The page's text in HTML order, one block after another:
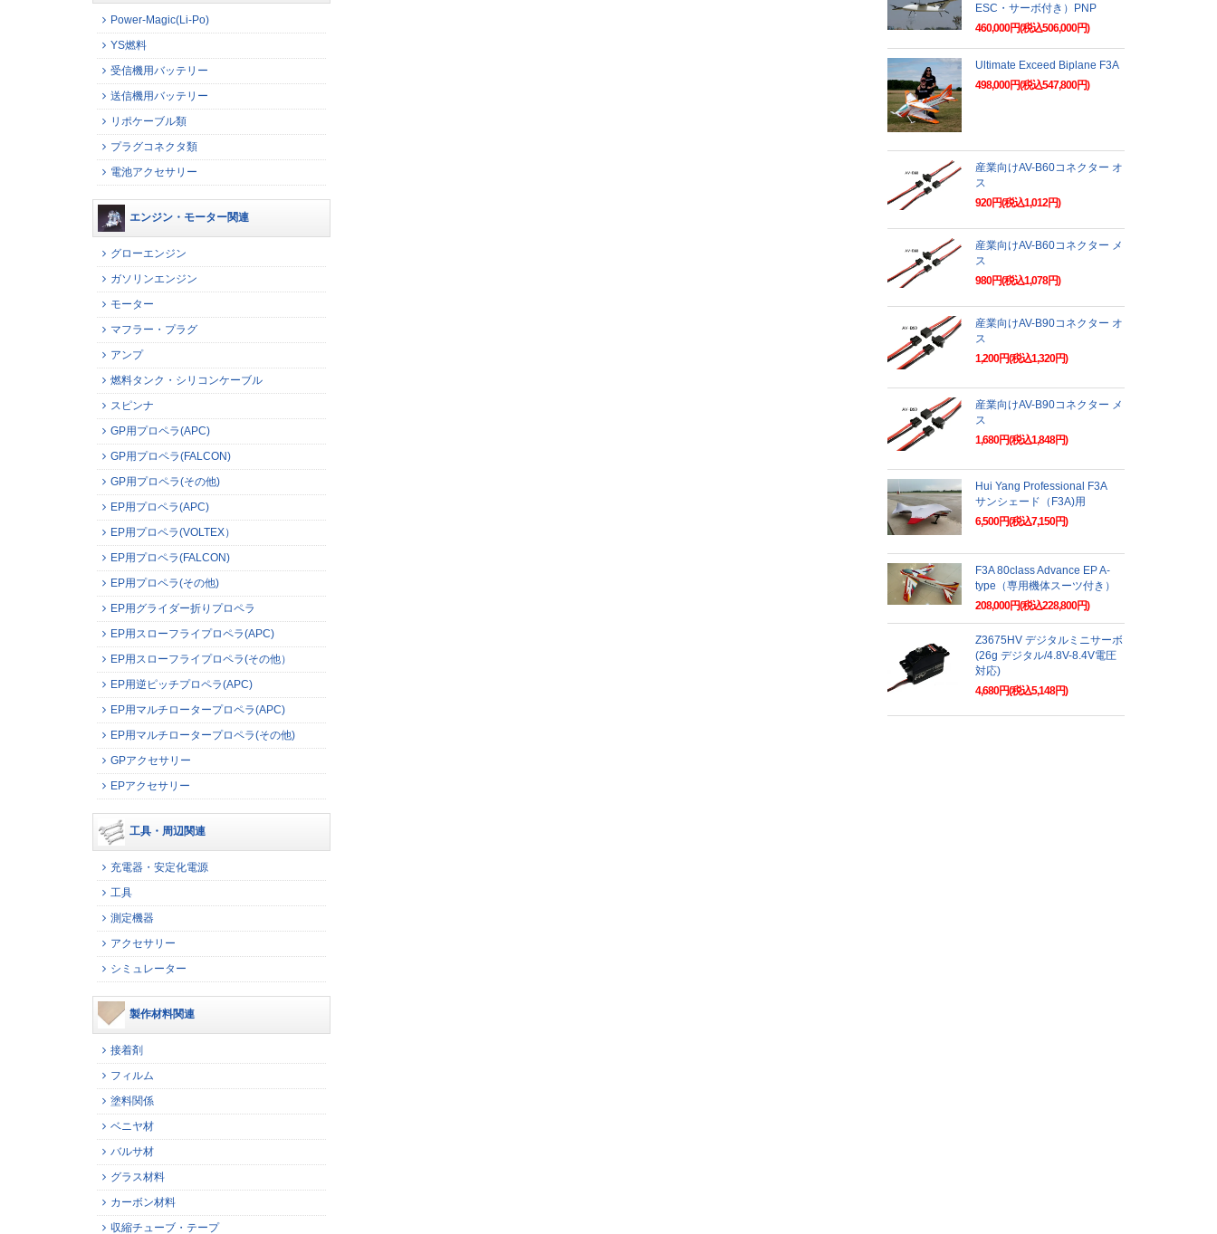
Power-Magic(Li-Po)
YS燃料
受信機用バッテリー
送信機用バッテリー
リポケーブル類
プラグコネクタ類
電池アクセサリー
エンジン・モーター関連
グローエンジン
ガソリンエンジン
モーター
マフラー・プラグ
アンプ
燃料タンク・シリコンケーブル
スピンナ
GP用プロペラ(APC)
GP用プロペラ(FALCON)
GP用プロペラ(その他)
EP用プロペラ(APC)
EP用プロペラ(VOLTEX）
EP用プロペラ(FALCON)
EP用プロペラ(その他)
EP用グライダー折りプロペラ
EP用スローフライプロペラ(APC)
EP用スローフライプロペラ(その他）
EP用逆ピッチプロペラ(APC)
EP用マルチロータープロペラ(APC)
EP用マルチロータープロペラ(その他)
GPアクセサリー
EPアクセサリー
工具・周辺関連
充電器・安定化電源
工具
測定機器
アクセサリー
シミュレーター
製作材料関連
接着剤
フィルム
塗料関係
ベニヤ材
バルサ材
グラス材料
カーボン材料
収縮チューブ・テープ
ESC・サーボ付き）PNP
460,000円(税込506,000円)
Ultimate Exceed Biplane F3A
498,000円(税込547,800円)
産業向けAV-B60コネクター オ
ス
920円(税込1,012円)
産業向けAV-B60コネクター メ
ス
980円(税込1,078円)
産業向けAV-B90コネクター オ
ス
1,200円(税込1,320円)
産業向けAV-B90コネクター メ
ス
1,680円(税込1,848円)
Hui Yang Professional F3A
サンシェード（F3A)用
6,500円(税込7,150円)
F3A 80class Advance EP A-
type（専用機体スーツ付き）
208,000円(税込228,800円)
Z3675HV デジタルミニサーボ
(26g デジタル/4.8V-8.4V電圧
対応)
4,680円(税込5,148円)